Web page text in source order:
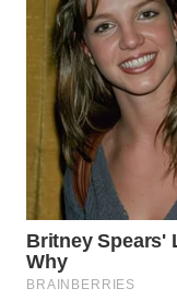
TV
WAHANANEWS
ID
WAHANANEWS
CO ID
WAHANANEWS
NET